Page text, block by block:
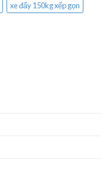
xe đẩy 150kg xếp gọn